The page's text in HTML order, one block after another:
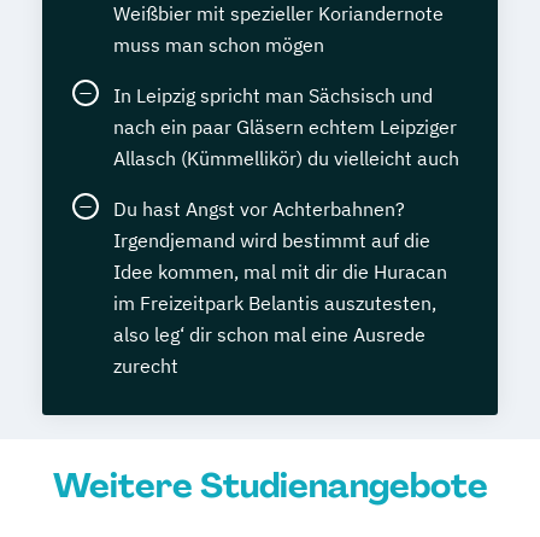
Weißbier mit spezieller Koriandernote
muss man schon mögen
In Leipzig spricht man Sächsisch und
nach ein paar Gläsern echtem Leipziger
Allasch (Kümmellikör) du vielleicht auch
Du hast Angst vor Achterbahnen?
Irgendjemand wird bestimmt auf die
Idee kommen, mal mit dir die Huracan
im Freizeitpark Belantis auszutesten,
also leg‘ dir schon mal eine Ausrede
zurecht
Weitere Studienangebote